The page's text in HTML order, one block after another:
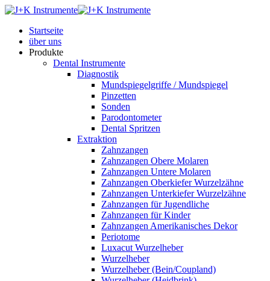
Startseite
über uns
Produkte
Dental Instrumente
Diagnostik
Mundspiegelgriffe / Mundspiegel
Pinzetten
Sonden
Parodontometer
Dental Spritzen
Extraktion
Zahnzangen
Zahnzangen Obere Molaren
Zahnzangen Untere Molaren
Zahnzangen Oberkiefer Wurzelzähne
Zahnzangen Unterkiefer Wurzelzähne
Zahnzangen für Jugendliche
Zahnzangen für Kinder
Zahnzangen Amerikanisches Dekor
Periotome
Luxacut Wurzelheber
Wurzelheber
Wurzelheber (Bein/Coupland)